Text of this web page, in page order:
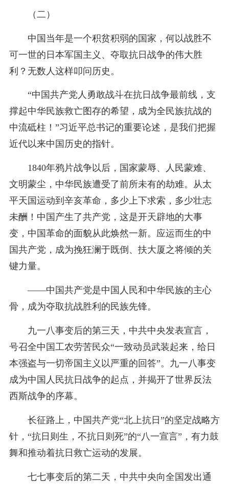
（二）
中国当年是一个积贫积弱的国家，何以战胜不
可一世的日本军国主义、夺取抗日战争的伟大胜
利？无数人这样叩问历史。
“中国共产党人勇敢战斗在抗日战争最前线，支
撑起中华民族救亡图存的希望，成为全民族抗战的
中流砥柱！”习近平总书记的重要论述，是我们把握
近代以来中国历史的指针。
1840年鸦片战争以后，国家蒙辱、人民蒙难、
文明蒙尘，中华民族遭受了前所未有的劫难。从太
平天国运动到辛亥革命，多少上下求索，多少壮志
未酬！中国产生了共产党，这是开天辟地的大事
变，中国革命的面貌从此焕然一新。应运而生的中
国共产党，成为挽狂澜于既倒、扶大厦之将倾的关
键力量。
——中国共产党是中国人民和中华民族的主心
骨，成为夺取抗战胜利的民族先锋。
九一八事变后的第三天，中共中央发表宣言，
号召全中国工农劳苦民众“一致动员武装起来，给日
本强盗与一切帝国主义以严重的回答”。九一八事变
成为中国人民抗日战争的起点，并揭开了世界反法
西斯战争的序幕。
长征路上，中国共产党“北上抗日”的坚定战略方
针，“抗日则生，不抗日则死”的“八一宣言”，有力鼓
舞和推动着抗日救亡运动的发展。
七七事变后的第二天，中共中央向全国发出通